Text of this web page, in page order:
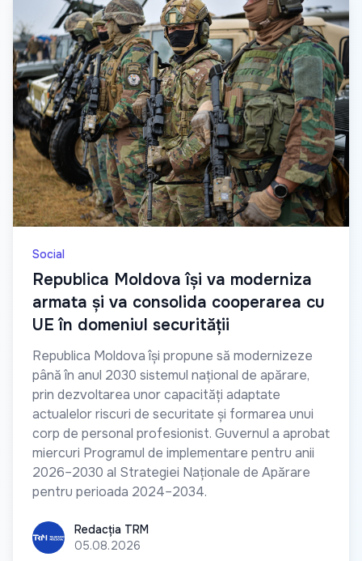
Social
Republica Moldova își va moderniza
armata și va consolida cooperarea cu
UE în domeniul securității
Republica Moldova își propune să modernizeze
până în anul 2030 sistemul național de apărare,
prin dezvoltarea unor capacități adaptate
actualelor riscuri de securitate și formarea unui
corp de personal profesionist. Guvernul a aprobat
miercuri Programul de implementare pentru anii
2026–2030 al Strategiei Naționale de Apărare
pentru perioada 2024–2034.
Redacția TRM
Redacția TRM
05.08.2026